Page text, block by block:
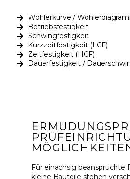
Wöhlerkurve /
Betriebsfestigkeit
Schwingfestigkeit
Kurzzeitfestigkeit (LCF)
Zeitfestigkeit (HCF)
Dauerfestigkeit /
Für einachsig beanspruchte
kleine Bauteile stehen